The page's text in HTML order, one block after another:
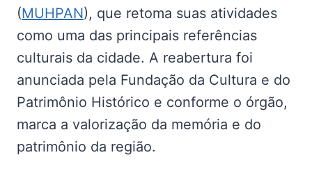
(MUHPAN), que retoma suas atividades
como uma das principais referências
culturais da cidade. A reabertura foi
anunciada pela Fundação da Cultura e do
Patrimônio Histórico e conforme o órgão,
marca a valorização da memória e do
patrimônio da região.